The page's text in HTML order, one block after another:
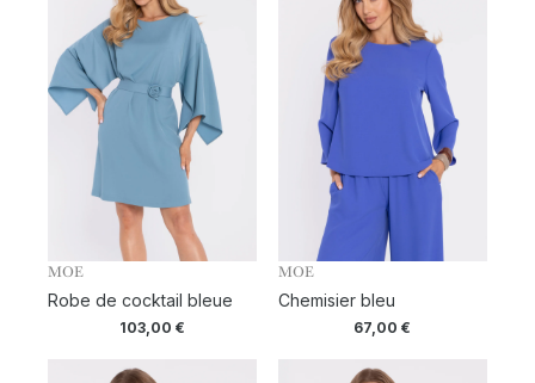
MOE
Robe de cocktail bleue
103,00€
MOE
Chemisier bleu
67,00€